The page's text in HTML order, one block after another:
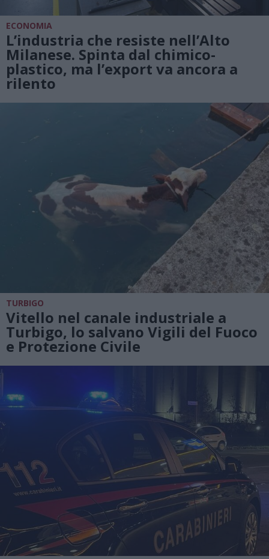
ECONOMIA
L’industria che resiste nell’Alto
Milanese. Spinta dal chimico-
plastico, ma l’export va ancora a
rilento
TURBIGO
Vitello nel canale industriale a
Turbigo, lo salvano Vigili del Fuoco
e Protezione Civile